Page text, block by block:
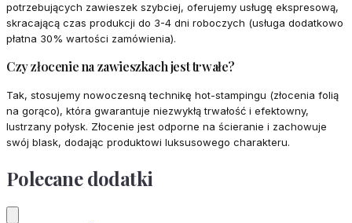
potrzebujących zawieszek szybciej, oferujemy usługę ekspresową,
skracającą czas produkcji do 3-4 dni roboczych (usługa dodatkowo
płatna 30% wartości zamówienia).
Czy złocenie na zawieszkach jest trwałe?
Tak, stosujemy nowoczesną technikę hot-stampingu (złocenia folią
na gorąco), która gwarantuje niezwykłą trwałość i efektowny,
lustrzany połysk. Złocenie jest odporne na ścieranie i zachowuje
swój blask, dodając produktowi luksusowego charakteru.
Polecane dodatki